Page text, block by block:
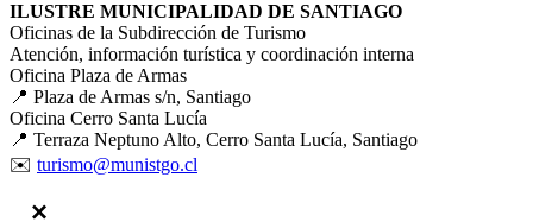
ILUSTRE MUNICIPALIDAD DE SANTIAGO
Oficinas de la Subdirección de Turismo
Atención, información turística y coordinación interna
Oficina Plaza de Armas
📍 Plaza de Armas s/n, Santiago
Oficina Cerro Santa Lucía
📍 Terraza Neptuno Alto, Cerro Santa Lucía, Santiago
✉️ turismo@munistgo.cl